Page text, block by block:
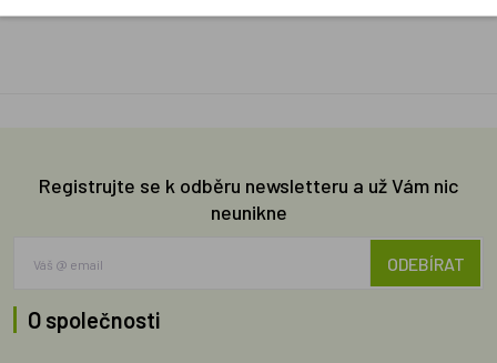
Registrujte se k odběru newsletteru a už Vám nic
neunikne
ODEBÍRAT
O společnosti